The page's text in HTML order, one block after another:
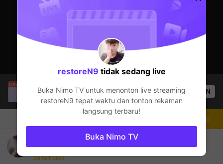
SBTC ShinV
sedang siaran langsung!
PUBG
3.6k Penonton OPEN
restoreN9
Delta Force
Mengikuti
restoreN9 tidak sedang live
Buka Nimo TV untuk menonton live streaming
restoreN9 tepat waktu dan tonton rekaman
langsung terbaru!
Buka Nimo TV